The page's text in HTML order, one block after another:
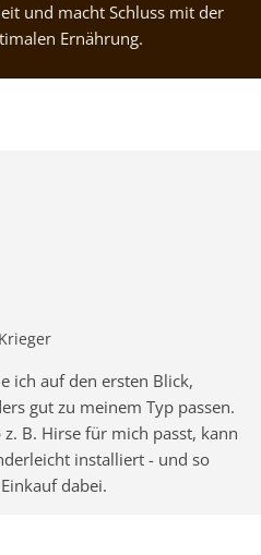
und macht Schluss mit der
Ernährung.
ich auf den ersten Blick,
gut zu meinem Typ passen.
B. Hirse für mich passt, kann
installiert - und so
dabei.